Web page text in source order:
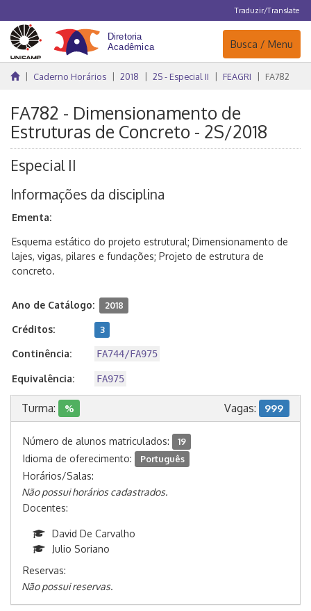
Traduzir/Translate
Navegação
Busca / Menu
Caderno Horários 2018 2S - Especial II FEAGRI FA782
FA782 - Dimensionamento de
Estruturas de Concreto - 2S/2018
Especial II
Informações da disciplina
Ementa:
Esquema estático do projeto estrutural; Dimensionamento de
lajes, vigas, pilares e fundações; Projeto de estrutura de
concreto.
Ano de Catálogo: 2018
Créditos: 3
Continência: FA744/FA975
Equivalência: FA975
Turma: % Vagas: 999
Número de alunos matriculados: 19
Idioma de oferecimento: Português
Horários/Salas:
Não possui horários cadastrados.
Docentes:
David De Carvalho
Julio Soriano
Reservas:
Não possui reservas.